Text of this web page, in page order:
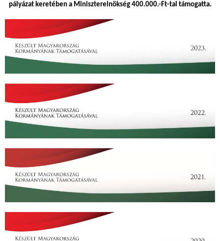
pályázat keretében a Miniszterelnökség 400.000.-Ft-tal támogatta.